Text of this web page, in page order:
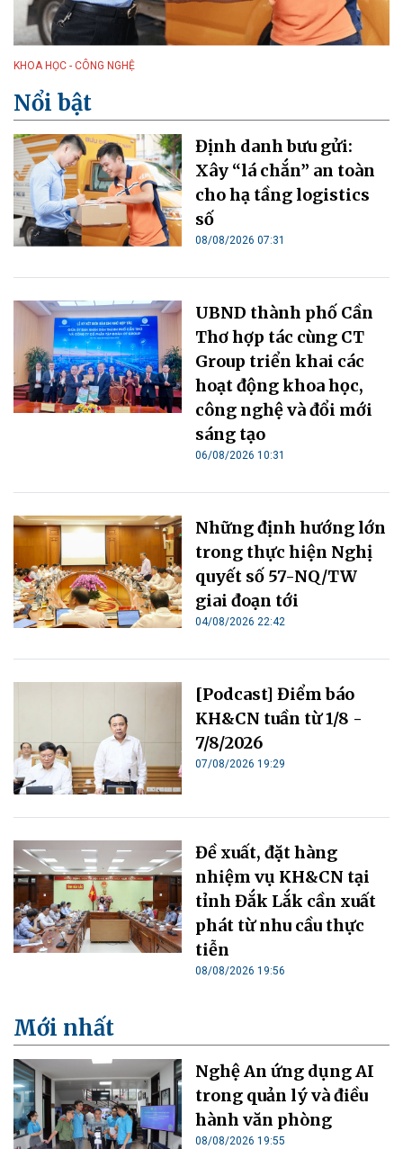
KHOA HỌC - CÔNG NGHỆ
Nổi bật
Định danh bưu gửi:
Xây “lá chắn” an toàn
cho hạ tầng logistics
số
08/08/2026 07:31
UBND thành phố Cần
Thơ hợp tác cùng CT
Group triển khai các
hoạt động khoa học,
công nghệ và đổi mới
sáng tạo
06/08/2026 10:31
Những định hướng lớn
trong thực hiện Nghị
quyết số 57-NQ/TW
giai đoạn tới
04/08/2026 22:42
[Podcast] Điểm báo
KH&CN tuần từ 1/8 -
7/8/2026
07/08/2026 19:29
Đề xuất, đặt hàng
nhiệm vụ KH&CN tại
tỉnh Đắk Lắk cần xuất
phát từ nhu cầu thực
tiễn
08/08/2026 19:56
Mới nhất
Nghệ An ứng dụng AI
trong quản lý và điều
hành văn phòng
08/08/2026 19:55